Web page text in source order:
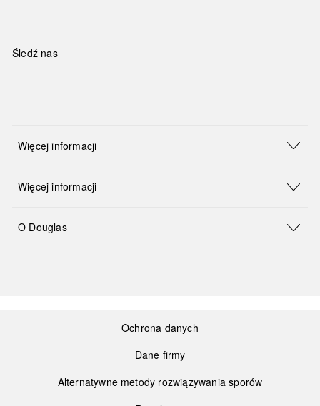
Śledź nas
Więcej informacji
Więcej informacji
O Douglas
Ochrona danych
Dane firmy
Alternatywne metody rozwiązywania sporów